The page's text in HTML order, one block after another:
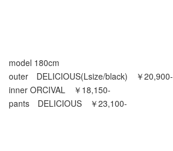
model 180cm
outer DELICIOUS(Lsize/black) ￥20,900-
inner ORCIVAL ￥18,150-
pants DELICIOUS ￥23,100-